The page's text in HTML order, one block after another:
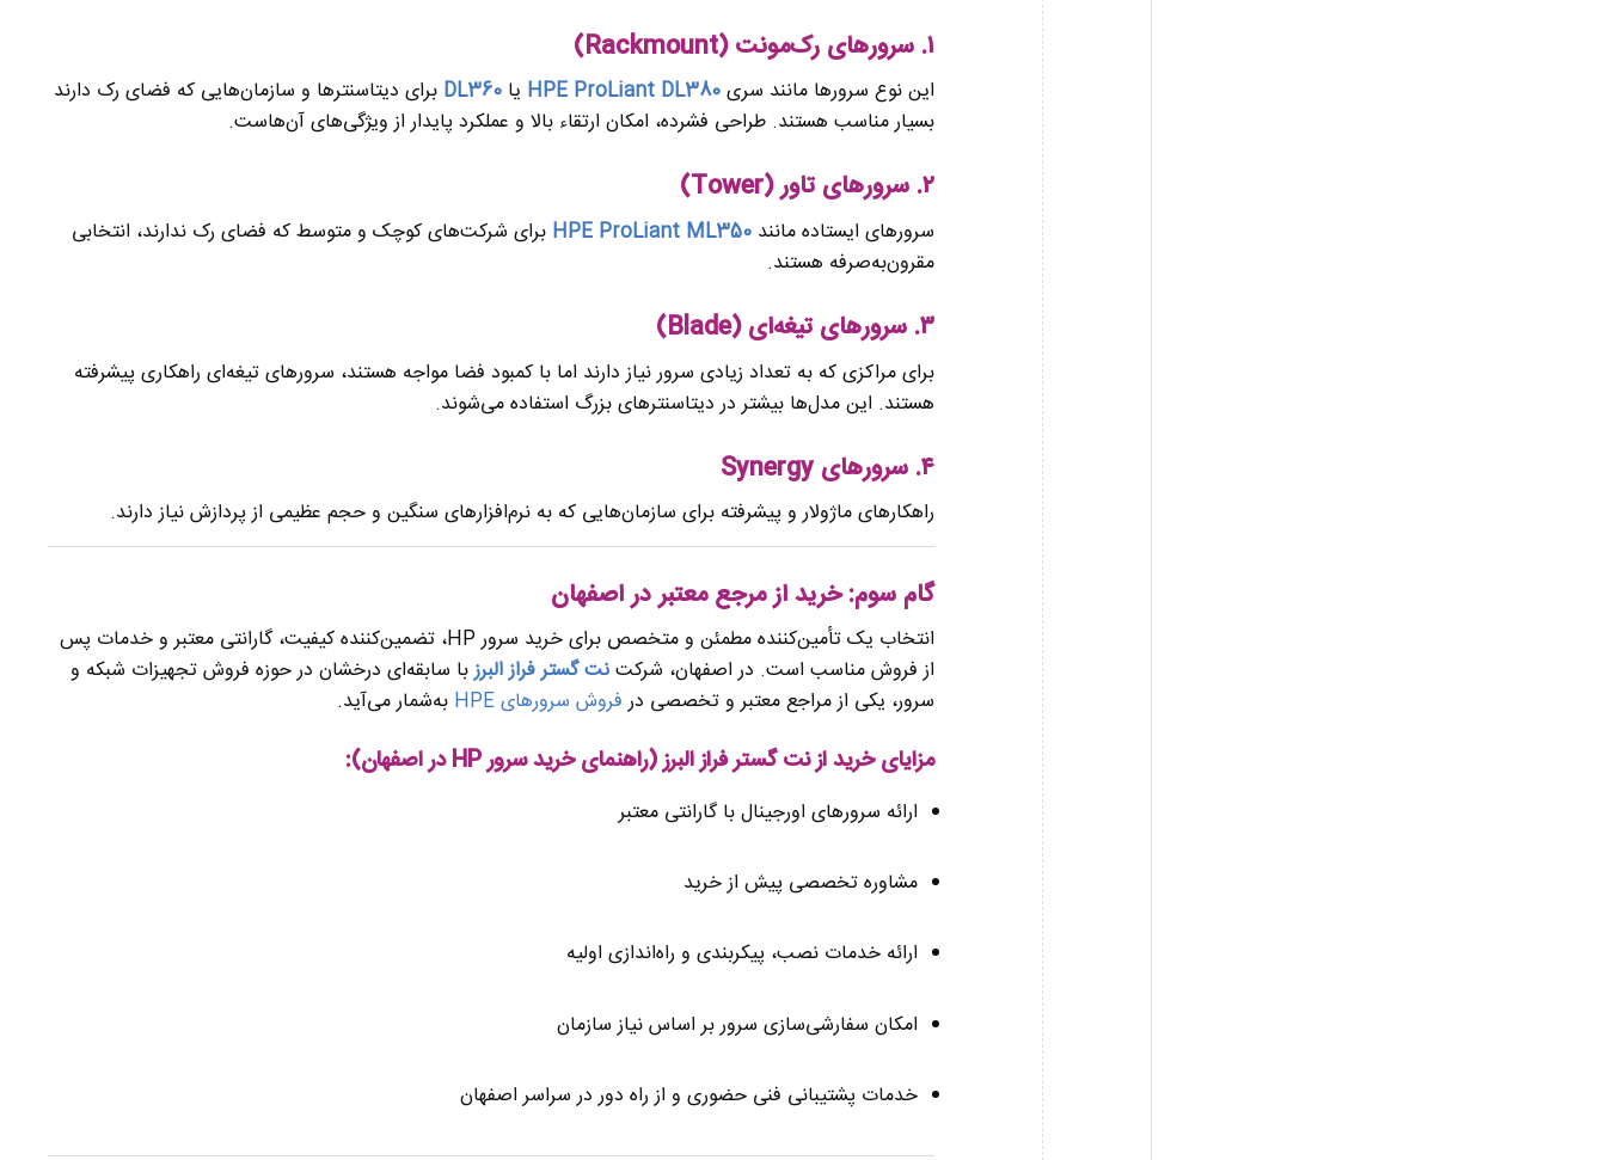
۱. سرورهای رک‌مونت (Rackmount)
این نوع سرورها مانند سریHPE ProLiant DL380 یاDL360 برای دیتاسنترها و سازمان‌هایی که فضای رک دارند
بسیار مناسب هستند. طراحی فشرده، امکان ارتقاء بالا و عملکرد پایدار از ویژگی‌های آن‌هاست.
۲. سرورهای تاور (Tower)
سرورهای ایستاده مانندHPE ProLiant ML350 برای شرکت‌های کوچک و متوسط که فضای رک ندارند، انتخابی
مقرون‌به‌صرفه هستند.
۳. سرورهای تیغه‌ای (Blade)
برای مراکزی که به تعداد زیادی سرور نیاز دارند اما با کمبود فضا مواجه هستند، سرورهای تیغه‌ای راهکاری پیشرفته
هستند. این مدل‌ها بیشتر در دیتاسنترهای بزرگ استفاده می‌شوند.
۴. سرورهای Synergy
راهکارهای ماژولار و پیشرفته برای سازمان‌هایی که به نرم‌افزارهای سنگین و حجم عظیمی از پردازش نیاز دارند.
گام سوم: خرید از مرجع معتبر در اصفهان
انتخاب یک تأمین‌کننده مطمئن و متخصص برای خرید سرور HP، تضمین‌کننده کیفیت، گارانتی معتبر و خدمات پس
از فروش مناسب است. در اصفهان، شرکتنت گستر فراز البرزبا سابقه‌ای درخشان در حوزه فروش تجهیزات شبکه و
سرور، یکی از مراجع معتبر و تخصصی درفروش سرورهای HPE به‌شمار می‌آید.
مزایای خرید از نت گستر فراز البرز (راهنمای خرید سرور HP در اصفهان):
ارائه سرورهای اورجینال با گارانتی معتبر
مشاوره تخصصی پیش از خرید
ارائه خدمات نصب، پیکربندی و راه‌اندازی اولیه
امکان سفارشی‌سازی سرور بر اساس نیاز سازمان
خدمات پشتیبانی فنی حضوری و از راه دور در سراسر اصفهان